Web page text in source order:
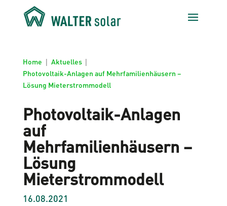
Home | Aktuelles |
Photovoltaik-Anlagen auf Mehrfamilienhäusern –
Lösung Mieterstrommodell
Photovoltaik-Anlagen
auf
Mehrfamilienhäusern –
Lösung
Mieterstrommodell
16.08.2021